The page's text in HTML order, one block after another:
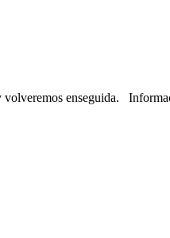
volveremos enseguida.